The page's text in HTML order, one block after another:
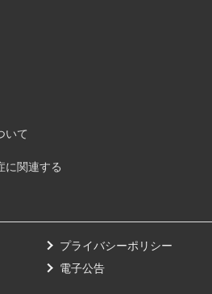
ィ&インクルージョン
いて
に関連する
プライバシーポリシー
電子公告